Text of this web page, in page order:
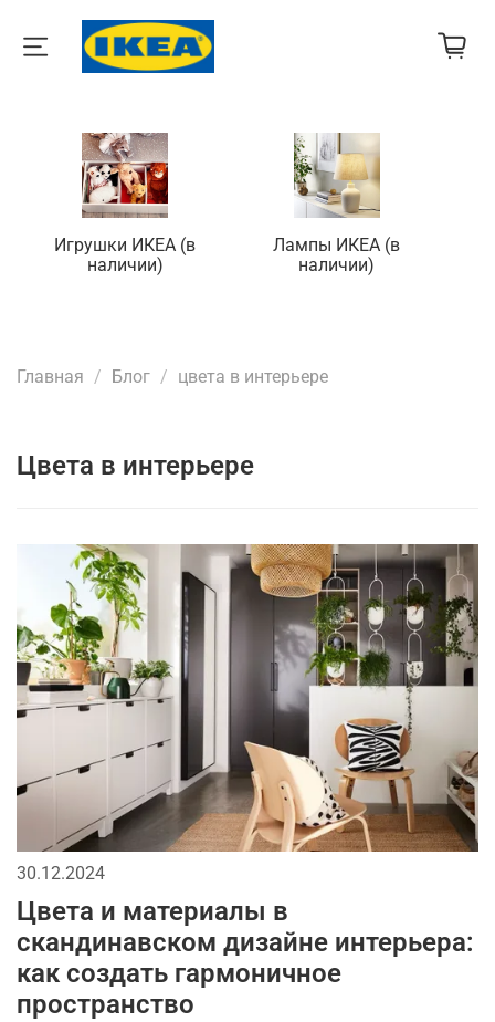
Игрушки ИКЕА (в
наличии)
Лампы ИКЕА (в
наличии)
Главная Блог цвета в интерьере
цвета в интерьере
30.12.2024
Цвета и материалы в
скандинавском дизайне интерьера:
как создать гармоничное
пространство